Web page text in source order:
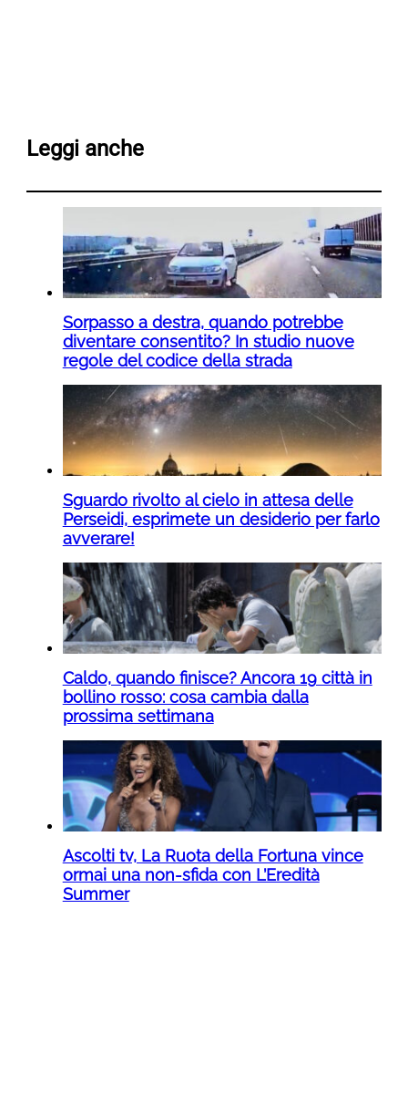
Leggi anche
Sorpasso a destra, quando potrebbe
diventare consentito? In studio nuove
regole del codice della strada
Sguardo rivolto al cielo in attesa delle
Perseidi, esprimete un desiderio per farlo
avverare!
Caldo, quando finisce? Ancora 19 città in
bollino rosso: cosa cambia dalla
prossima settimana
Ascolti tv, La Ruota della Fortuna vince
ormai una non-sfida con L’Eredità
Summer